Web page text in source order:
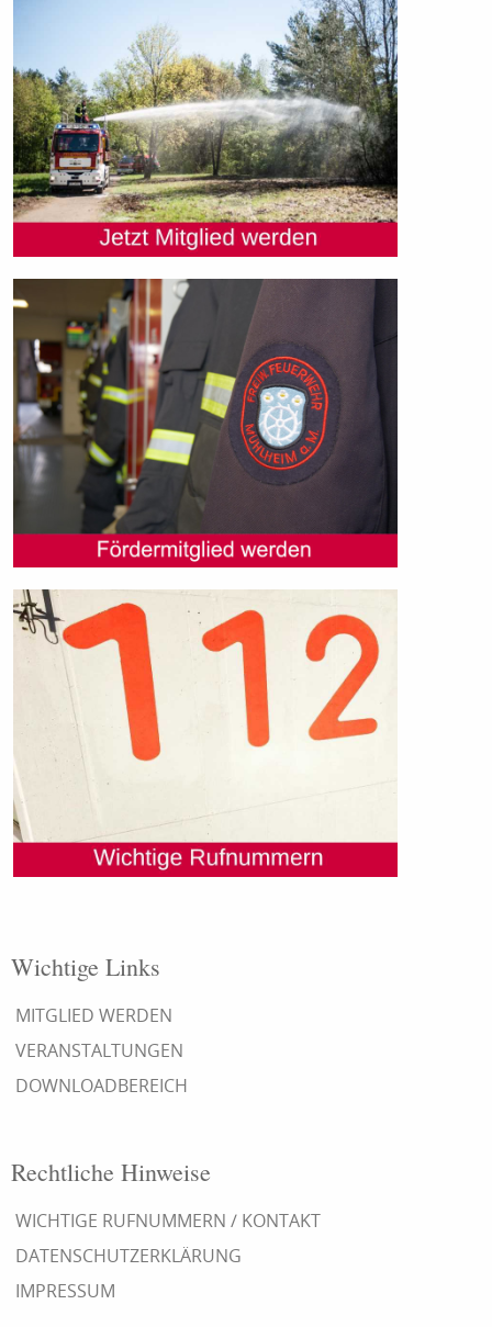
Wichtige Links
MITGLIED WERDEN
VERANSTALTUNGEN
DOWNLOADBEREICH
Rechtliche Hinweise
WICHTIGE RUFNUMMERN / KONTAKT
DATENSCHUTZERKLÄRUNG
IMPRESSUM